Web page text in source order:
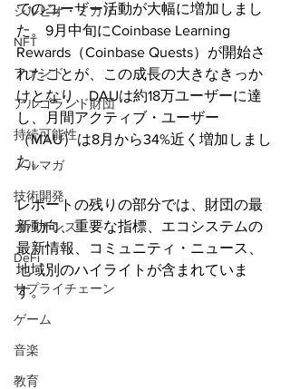
シルビオ・ミカリ
NFT
ファンド
アルゴランド財団
持続可能性
メルマガ
技術開発
ガバナンス
DeFi
サプライチェーン
ゲーム
音楽
教育
でのユーザー活動が大幅に増加しまし
た。9月中旬にCoinbase Learning
Rewards（Coinbase Quests）が開始さ
れたことが、この成長の大きなきっか
けとなり、DAUは約18万ユーザーに達
し、月間アクティブ・ユーザー
（MAU）は8月から34%近く増加しまし
た。
レポートの残りの部分では、財団の最
新動向、重要な指標、エコシステムの
最新情報、コミュニティ・ニュース、
地域別のハイライトが含まれていま
す。